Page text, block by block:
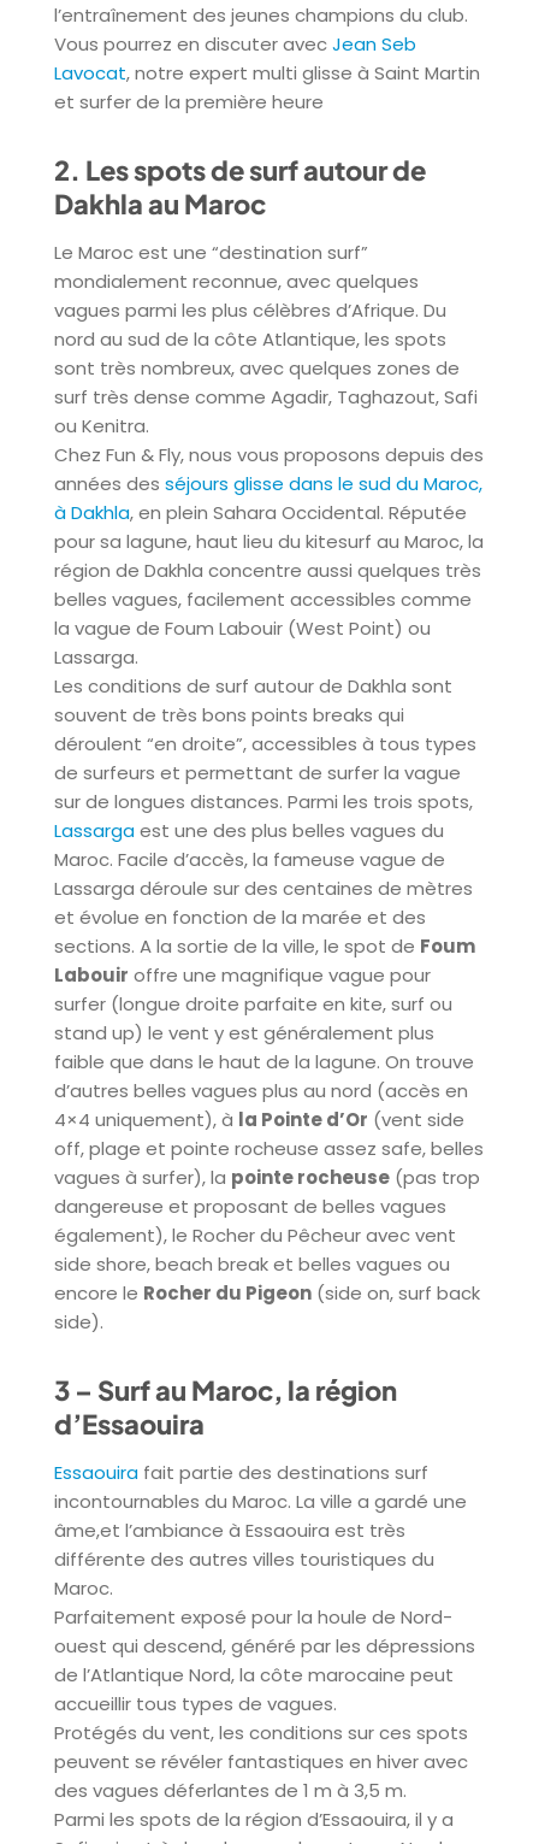
l’entraînement des jeunes champions du club.
Vous pourrez en discuter avecJean Seb
Lavocat, notre expert multi glisse à Saint Martin
et surfer de la première heure
2. Les spots de surf autour de
Dakhla au Maroc
Le Maroc est une “destination surf”
mondialement reconnue, avec quelques
vagues parmi les plus célèbres d’Afrique. Du
nord au sud de la côte Atlantique, les spots
sont très nombreux, avec quelques zones de
surf très dense comme Agadir, Taghazout, Safi
ou Kenitra.
Chez Fun & Fly, nous vous proposons depuis des
années des séjours glisse dans le sud du Maroc,
à Dakhla, en plein Sahara Occidental. Réputée
pour sa lagune, haut lieu du kitesurf au Maroc, la
région de Dakhla concentre aussi quelques très
belles vagues, facilement accessibles comme
la vague de Foum Labouir (West Point) ou
Lassarga.
Les conditions de surf autour de Dakhla sont
souvent de très bons points breaks qui
déroulent “en droite”, accessibles à tous types
de surfeurs et permettant de surfer la vague
sur de longues distances. Parmi les trois spots,
Lassargaest une des plus belles vagues du
Maroc. Facile d’accès, la fameuse vague de
Lassarga déroule sur des centaines de mètres
et évolue en fonction de la marée et des
sections. A la sortie de la ville, le spot de Foum
Labouir offre une magnifique vague pour
surfer (longue droite parfaite en kite, surf ou
stand up) le vent y est généralement plus
faible que dans le haut de la lagune. On trouve
d’autres belles vagues plus au nord (accès en
4×4 uniquement), à la Pointe d’Or (vent side
off, plage et pointe rocheuse assez safe, belles
vagues à surfer), la pointe rocheuse (pas trop
dangereuse et proposant de belles vagues
également), le Rocher du Pêcheur avec vent
side shore, beach break et belles vagues ou
encore le Rocher du Pigeon (side on, surf back
side).
3 – Surf au Maroc, la région
d’Essaouira
Essaouira fait partie des destinations surf
incontournables du Maroc. La ville a gardé une
âme,et l’ambiance à Essaouira est très
différente des autres villes touristiques du
Maroc.
Parfaitement exposé pour la houle de Nord-
ouest qui descend, généré par les dépressions
de l’Atlantique Nord, la côte marocaine peut
accueillir tous types de vagues.
Protégés du vent, les conditions sur ces spots
peuvent se révéler fantastiques en hiver avec
des vagues déferlantes de 1 m à 3,5 m.
Parmi les spots de la région d’Essaouira, il y a